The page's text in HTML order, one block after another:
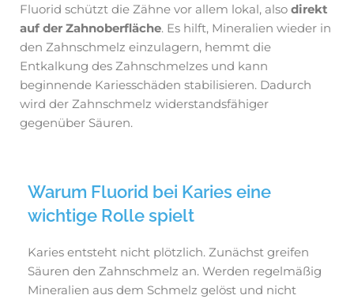
Fluorid schützt die Zähne vor allem lokal, also direkt
auf der Zahnoberfläche. Es hilft, Mineralien wieder in
den Zahnschmelz einzulagern, hemmt die
Entkalkung des Zahnschmelzes und kann
beginnende Kariesschäden stabilisieren. Dadurch
wird der Zahnschmelz widerstandsfähiger
gegenüber Säuren.
Warum Fluorid bei Karies eine
wichtige Rolle spielt
Karies entsteht nicht plötzlich. Zunächst greifen
Säuren den Zahnschmelz an. Werden regelmäßig
Mineralien aus dem Schmelz gelöst und nicht